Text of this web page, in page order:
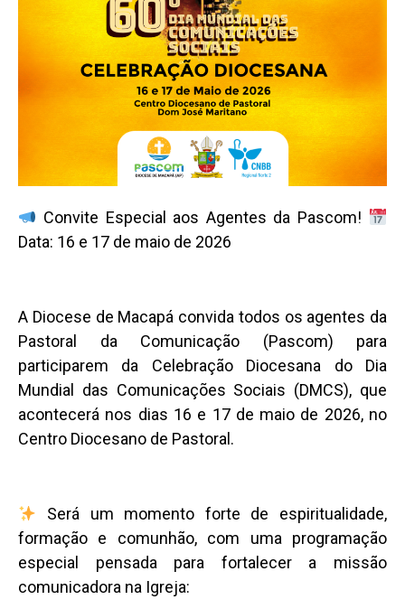
Convite Especial aos Agentes da Pascom!
Data: 16 e 17 de maio de 2026
A Diocese de Macapá convida todos os agentes da
Pastoral da Comunicação (Pascom) para
participarem da Celebração Diocesana do Dia
Mundial das Comunicações Sociais (DMCS), que
acontecerá nos dias 16 e 17 de maio de 2026, no
Centro Diocesano de Pastoral.
Será um momento forte de espiritualidade,
formação e comunhão, com uma programação
especial pensada para fortalecer a missão
comunicadora na Igreja: